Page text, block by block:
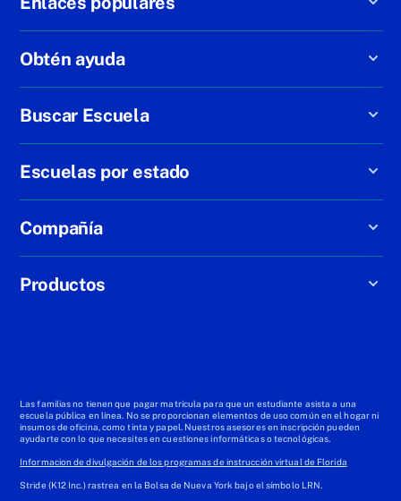
Obtén ayuda
Buscar Escuela
Escuelas por estado
Compañía
Productos
Las familias no tienen que pagar matrícula para que un estudiante asista a una
escuela pública en línea. No se proporcionan elementos de uso común en el hogar ni
insumos de oficina, como tinta y papel. Nuestros asesores en inscripción pueden
ayudarte con lo que necesites en cuestiones informáticas o tecnológicas.
Informacion de divulgación de los programas de instrucción virtual de Florida
Stride (K12 Inc.) rastrea en la Bolsa de Nueva York bajo el símbolo LRN.